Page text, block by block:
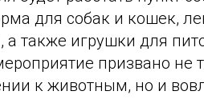
для собак и кошек,
также игрушки для
призвано не
к животным, но и